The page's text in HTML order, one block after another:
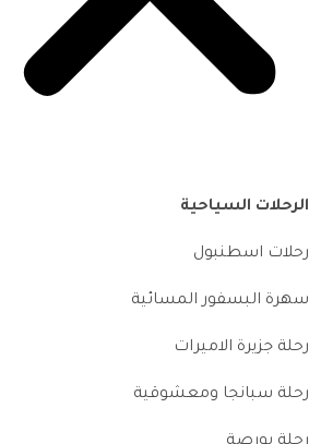
الرحلات السياحية
رحلات اسطنبول
سهرة البسفور المسائية
رحلة جزيرة الاميرات
رحلة سبانجا ومعشوقية